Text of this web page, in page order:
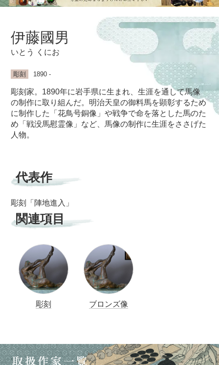
伊藤國男
いとう くにお
彫刻 1890 -
彫刻家。1890年に岩手県に生まれ、生涯を通して馬像
の制作に取り組んだ。明治天皇の御料馬を顕彰するため
に制作した「花鳥号銅像」や戦争で命を落とした馬のた
め「戦没馬慰霊像」など、馬像の制作に生涯をささげた
人物。
代表作
彫刻「陣地進入」
関連項目
彫刻 ブロンズ像